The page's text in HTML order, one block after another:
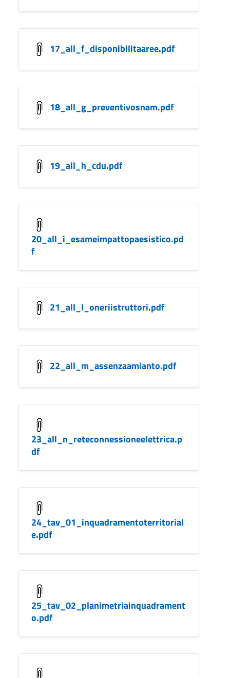
17_all_f_disponibilitaaree.pdf
18_all_g_preventivosnam.pdf
19_all_h_cdu.pdf
20_all_i_esameimpattopaesistico.pd
f
21_all_l_oneriistruttori.pdf
22_all_m_assenzaamianto.pdf
23_all_n_reteconnessioneelettrica.p
df
24_tav_01_inquadramentoterritorial
e.pdf
25_tav_02_planimetriainquadrament
o.pdf